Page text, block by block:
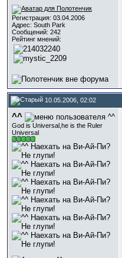
Регистрация: 03.04.2006
Адрес: South Park
Сообщений: 242
Рейтинг мнений:
10.05.2006, 02:02
^^
God is Universal,he is the Ruler
Universal